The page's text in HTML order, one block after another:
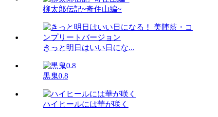
柳太郎伝記~奇住山編~
きっと明日はいい日にな...
黒鬼0.8
ハイヒールには華が咲く